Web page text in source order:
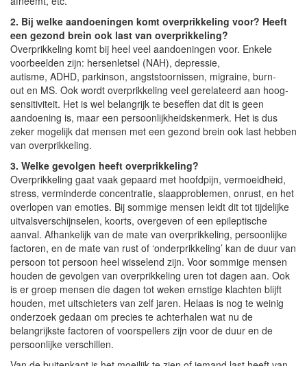
2. Bij welke aandoeningen komt overprikkeling voor? Heeft
een gezond brein ook last van overprikkeling?
Overprikkeling komt bij heel veel aandoeningen voor. Enkele
voorbeelden zijn: hersenletsel (NAH), depressie,
autisme, ADHD, parkinson, angststoornissen, migraine, burn-
out en MS. Ook wordt overprikkeling veel gerelateerd aan hoog-
sensitiviteit. Het is wel belangrijk te beseffen dat dit is geen
aandoening is, maar een persoonlijkheidskenmerk. Het is dus
zeker mogelijk dat mensen met een gezond brein ook last hebben
van overprikkeling.
3. Welke gevolgen heeft overprikkeling?
Overprikkeling gaat vaak gepaard met hoofdpijn, vermoeidheid,
stress, verminderde concentratie, slaapproblemen, onrust, en het
overlopen van emoties. Bij sommige mensen leidt dit tot tijdelijke
uitvalsverschijnselen, koorts, overgeven of een epileptische
aanval. Afhankelijk van de mate van overprikkeling, persoonlijke
factoren, en de mate van rust of ‘onderprikkeling’ kan de duur van
persoon tot persoon heel wisselend zijn. Voor sommige mensen
houden de gevolgen van overprikkeling uren tot dagen aan. Ook
is er groep mensen die dagen tot weken ernstige klachten blijft
houden, met uitschieters van zelf jaren. Helaas is nog te weinig
onderzoek gedaan om precies te achterhalen wat nu de
belangrijkste factoren of voorspellers zijn voor de duur en de
persoonlijke verschillen.